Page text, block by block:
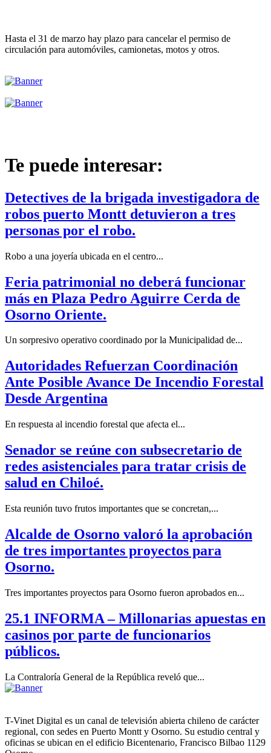
Hasta el 31 de marzo hay plazo para cancelar el permiso de
circulación para automóviles, camionetas, motos y otros.
Te puede interesar:
Detectives de la brigada investigadora de
robos puerto Montt detuvieron a tres
personas por el robo.
Robo a una joyería ubicada en el centro...
Feria patrimonial no deberá funcionar
más en Plaza Pedro Aguirre Cerda de
Osorno Oriente.
Un sorpresivo operativo coordinado por la Municipalidad de...
Autoridades Refuerzan Coordinación
Ante Posible Avance De Incendio Forestal
Desde Argentina
En respuesta al incendio forestal que afecta el...
Senador se reúne con subsecretario de
redes asistenciales para tratar crisis de
salud en Chiloé.
Esta reunión tuvo frutos importantes que se concretan,...
Alcalde de Osorno valoró la aprobación
de tres importantes proyectos para
Osorno.
Tres importantes proyectos para Osorno fueron aprobados en...
25.1 INFORMA – Millonarias apuestas en
casinos por parte de funcionarios
públicos.
La Contraloría General de la República reveló que...
T-Vinet Digital es un canal de televisión abierta chileno de carácter
regional, con sedes en Puerto Montt y Osorno. Su estudio central y
oficinas se ubican en el edificio Bicentenario, Francisco Bilbao 1129